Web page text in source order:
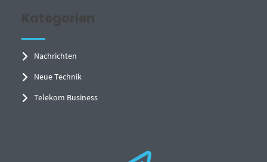
Kategorien
Nachrichten
Neue Technik
Telekom Business